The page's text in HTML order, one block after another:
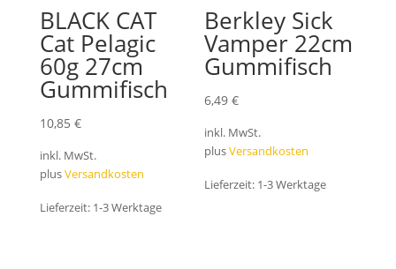
BLACK CAT
Cat Pelagic
60g 27cm
Gummifisch
10,85 €
inkl. MwSt.
plusVersandkosten
Lieferzeit: 1-3 Werktage
Berkley Sick
Vamper 22cm
Gummifisch
6,49€
inkl. MwSt.
plusVersandkosten
Lieferzeit: 1-3 Werktage